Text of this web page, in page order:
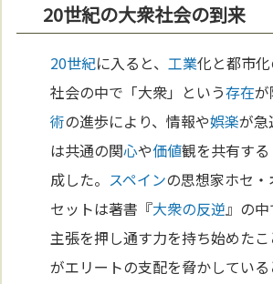
20世紀の大衆社会の到来
20世紀に入ると、工業化と都市化
社会の中で「大衆」という存在
術の進歩により、情報や娯楽が急
は共通の関心や価値観を共有す
成した。 スペインの思想家ホセ
セットは著書『大衆の反逆』の
主張を押し通す力を持ち始めた
がエリートの支配を脅かしてい